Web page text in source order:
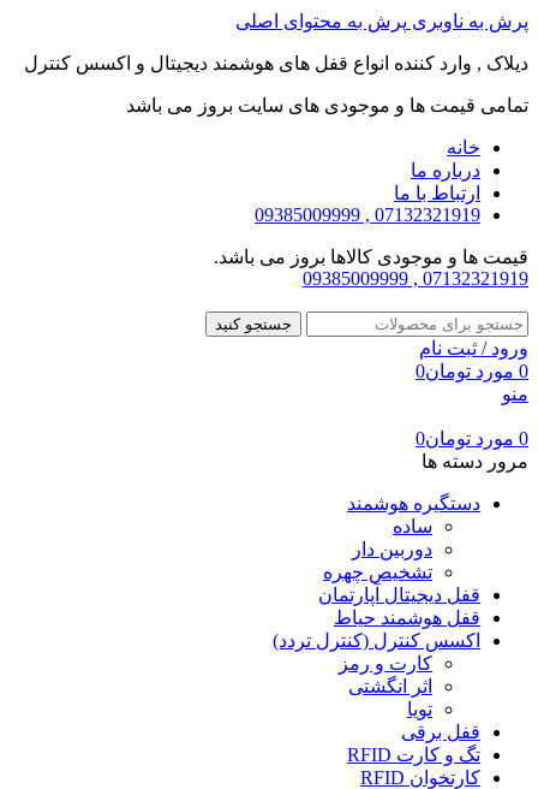
پرش به ناوبری پرش به محتوای اصلی
دیلاک , وارد کننده انواع قفل های هوشمند دیجیتال و اکسس کنترل
تمامی قیمت ها و موجودی های سایت بروز می باشد
خانه
درباره ما
ارتباط با ما
07132321919 , 09385009999
قیمت ها و موجودی کالاها بروز می باشد.
07132321919 , 09385009999
جستجو کنید
ورود / ثبت نام
0 مورد تومان0
منو
0 مورد تومان0
مرور دسته ها
دستگیره هوشمند
ساده
دوربین دار
تشخیص چهره
قفل دیجیتال آپارتمان
قفل هوشمند حیاط
اکسس کنترل (کنترل تردد)
کارت و رمز
اثر انگشتی
تویا
قفل برقی
تگ و کارت RFID
کارتخوان RFID